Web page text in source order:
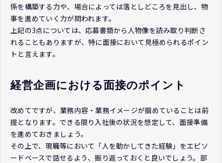
係を構築する力や、場合によっては落としどころを見出し、物
事を進めていく力が問われます。
上記の3点については、応募書類から人物像を読み取り判断さ
れることもありますが、特に面接において見極められるポイン
トと言えます。
経営企画における面接のポイント
改めてですが、業務内容・業務イメージが掴めていることは前
提となります。できる限り入社後の状況を想定して、面接準備
を進めておきましょう。
その上で、現職等において「人を動かしてきた経験」をエピソ
ードベースで話せるよう、振り返っておくと良いでしょう。部